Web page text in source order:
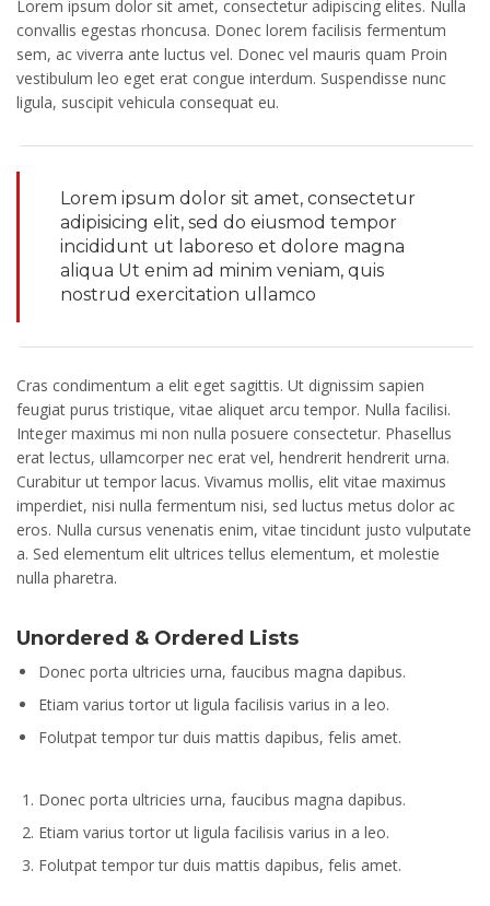
Lorem ipsum dolor sit amet, consectetur adipiscing elites. Nulla
convallis egestas rhoncusa. Donec lorem facilisis fermentum
sem, ac viverra ante luctus vel. Donec vel mauris quam Proin
vestibulum leo eget erat congue interdum. Suspendisse nunc
ligula, suscipit vehicula consequat eu.
Lorem ipsum dolor sit amet, consectetur
adipisicing elit, sed do eiusmod tempor
incididunt ut laboreso et dolore magna
aliqua Ut enim ad minim veniam, quis
nostrud exercitation ullamco
Cras condimentum a elit eget sagittis. Ut dignissim sapien
feugiat purus tristique, vitae aliquet arcu tempor. Nulla facilisi.
Integer maximus mi non nulla posuere consectetur. Phasellus
erat lectus, ullamcorper nec erat vel, hendrerit hendrerit urna.
Curabitur ut tempor lacus. Vivamus mollis, elit vitae maximus
imperdiet, nisi nulla fermentum nisi, sed luctus metus dolor ac
eros. Nulla cursus venenatis enim, vitae tincidunt justo vulputate
a. Sed elementum elit ultrices tellus elementum, et molestie
nulla pharetra.
Unordered & Ordered Lists
Donec porta ultricies urna, faucibus magna dapibus.
Etiam varius tortor ut ligula facilisis varius in a leo.
Folutpat tempor tur duis mattis dapibus, felis amet.
Donec porta ultricies urna, faucibus magna dapibus.
Etiam varius tortor ut ligula facilisis varius in a leo.
Folutpat tempor tur duis mattis dapibus, felis amet.